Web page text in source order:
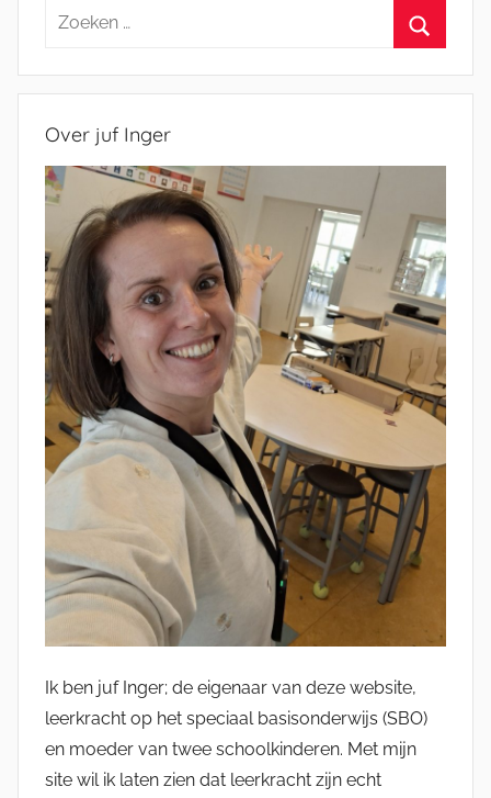
Zoeken
Over juf Inger
Ik ben juf Inger; de eigenaar van deze website,
leerkracht op het speciaal basisonderwijs (SBO)
en moeder van twee schoolkinderen. Met mijn
site wil ik laten zien dat leerkracht zijn echt